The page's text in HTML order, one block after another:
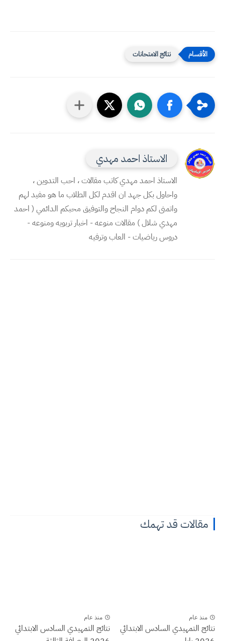
نتائج الامتحانات
الاستاذ احمد مهدي
الاستاذ احمد مهدي كاتب مقالات ، احب التدوين ،
واحاول بكل جهد ان اقدم لكل الطلاب ما هو مفيد لهم
واتمنى لكم دوام النجاح والتوفيق محبكم الدائمي ( احمد
مهدي شلال ) مقالات منوعه - اخبار تربويه ومنوعه -
دروس رياضيات - العاب وترفيه
مقالات قد تهمك
منذ عام
نتائج التمهيدي السادس الابتدائي
منذ عام
نتائج التمهيدي السادس الابتدائي